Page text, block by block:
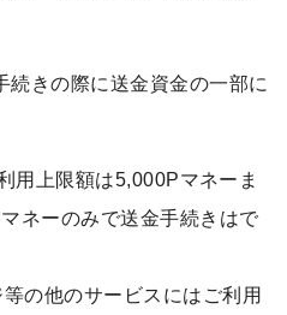
続きの際に送金資金の一部に
用上限額は5,000Pマネーま
ネーのみで送金手続きはで
の他のサービスにはご利用